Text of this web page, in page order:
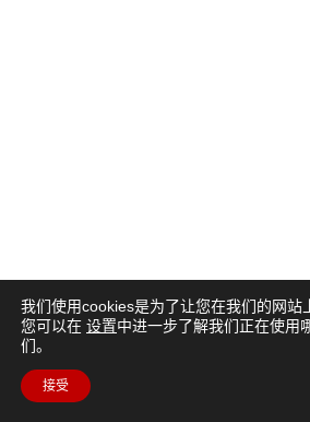
我们使用cookies是为了让您在我们的网站
您可以在 设置中进一步了解我们正在使用
们。
接受